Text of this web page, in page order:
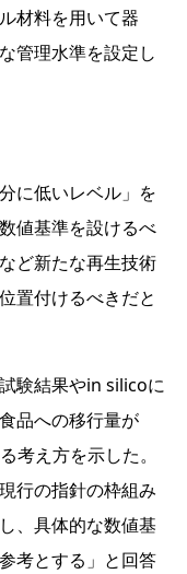
材料を用いて器
管理水準を設定し
に低いレベル」を
値基準を設けるべ
ど新たな再生技術
置付けるべきだと
験結果やin silicoに
品への移行量が
え方を示した。
行の指針の枠組み
、具体的な数値基
考とする」と回答